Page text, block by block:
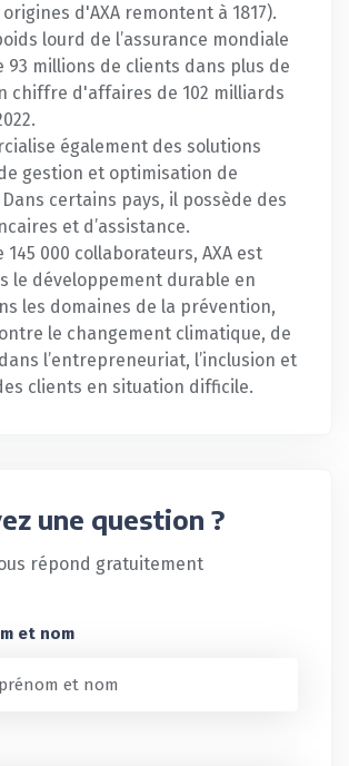
d'AXA remontent à 1817).
lourd de l’assurance mondiale
93 millions de clients dans plus de
chiffre d'affaires de 102 milliards
également des solutions
gestion et optimisation de
certains pays, il possède des
et d’assistance.
145 000 collaborateurs, AXA est
le développement durable en
les domaines de la prévention,
le changement climatique, de
l’entrepreneuriat, l’inclusion et
clients en situation difficile.
une question ?
répond gratuitement
et nom